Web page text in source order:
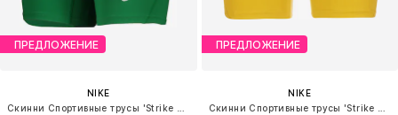
ПРЕДЛОЖЕНИЕ
NIKE
ПРЕДЛОЖЕНИЕ
NIKE